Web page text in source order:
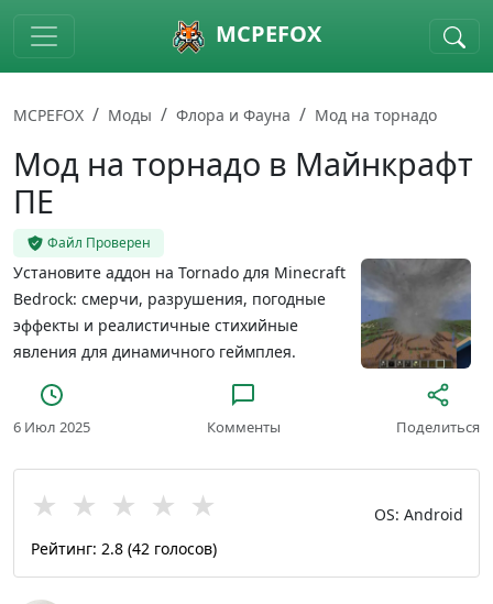
Skip to main content MCPEFOX
MCPEFOX Моды Флора и Фауна Мод на торнадо
Мод на торнадо в Майнкрафт
ПЕ
Файл Проверен
Установите аддон на Tornado для Minecraft
Bedrock: смерчи, разрушения, погодные
эффекты и реалистичные стихийные
явления для динамичного геймплея.
6 Июл 2025 Комменты Поделиться
★ ★ ★ ★ ★
Рейтинг: 2.8 (42 голосов)
OS: Android